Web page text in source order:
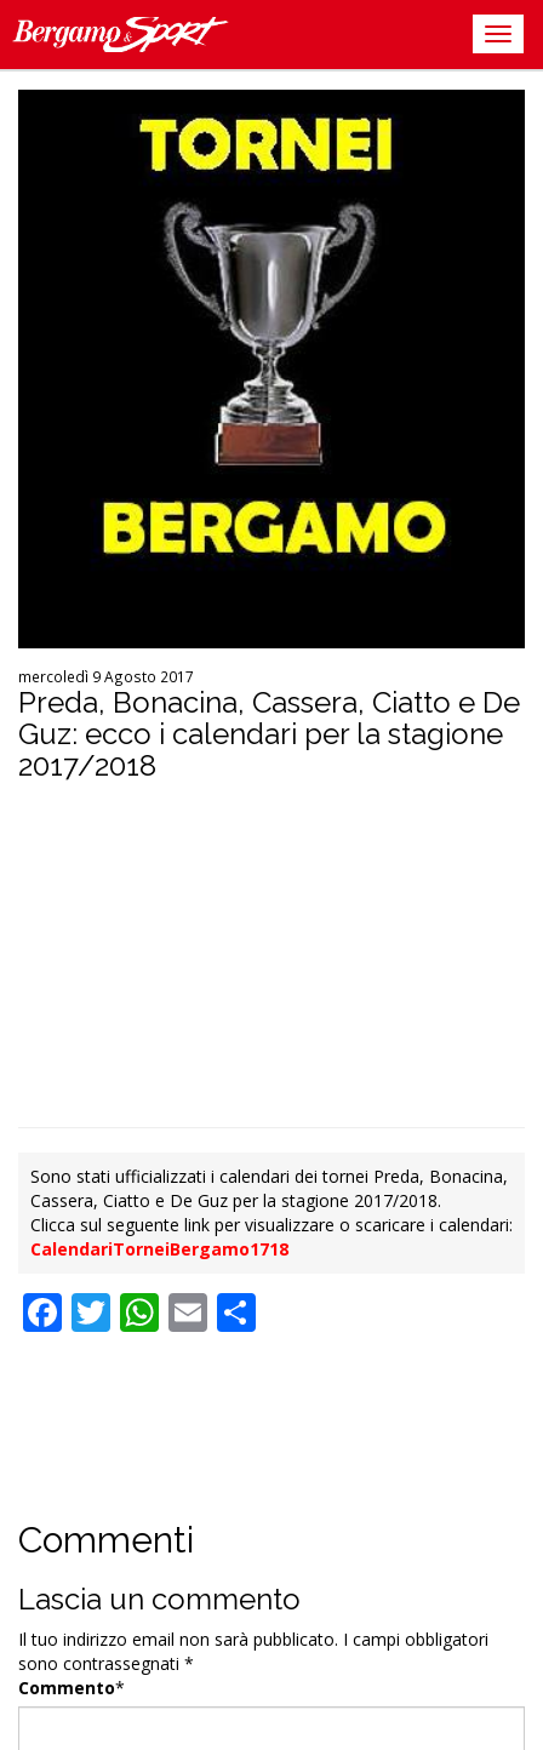
mercoledì 9 Agosto 2017
Preda, Bonacina, Cassera, Ciatto e De
Guz: ecco i calendari per la stagione
2017/2018
Sono stati ufficializzati i calendari dei tornei Preda, Bonacina,
Cassera, Ciatto e De Guz per la stagione 2017/2018.
Clicca sul seguente link per visualizzare o scaricare i calendari:
CalendariTorneiBergamo1718
Facebook
Twitter
WhatsApp
Email
Commenti
Lascia un commento
Il tuo indirizzo email non sarà pubblicato. I campi obbligatori
sono contrassegnati *
Commento*